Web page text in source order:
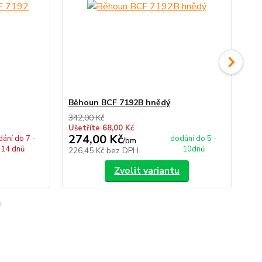
do 7 -
14 dnů
Běhoun BCF 7192B hnědý
342,00 Kč
Ušetříte 68,00 Kč
274,00 Kč/bm
226,45 Kč bez DPH
dodání do 5 -
10dnů
Zvolit variantu